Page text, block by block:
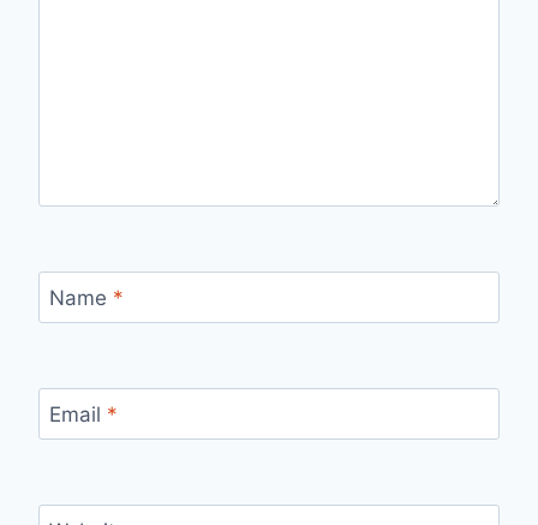
Name *
Email *